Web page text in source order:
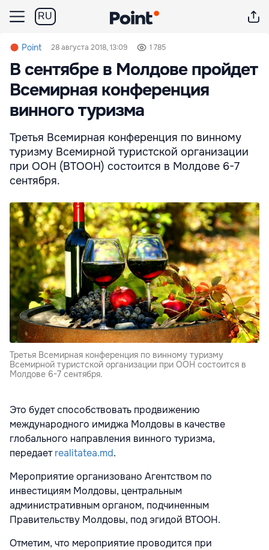
RU
Point 28 августа 2018, 13:09 1 785
В сентябре в Молдове пройдет
Всемирная конференция
винного туризма
Третья Всемирная конференция по винному
туризму Всемирной туристской организации
при ООН (ВТООН) состоится в Молдове 6-7
сентября.
Третья Всемирная конференция по винному туризму
Всемирной туристской организации при ООН состоится в
Молдове 6-7 сентября.
Это будет способствовать продвижению
международного имиджа Молдовы в качестве
глобального направления винного туризма,
передаетrealitatea.md.
Мероприятие организовано Агентством по
инвестициям Молдовы, центральным
административным органом, подчиненным
Правительству Молдовы, под эгидой ВТООН.
Отметим, что мероприятие проводится при